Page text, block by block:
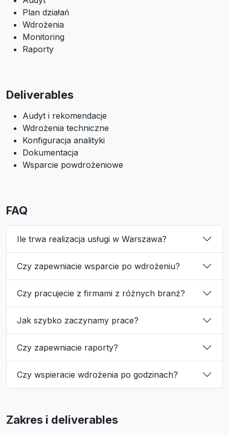
Plan działań
Wdrożenia
Monitoring
Raporty
Deliverables
Audyt i rekomendacje
Wdrożenia techniczne
Konfiguracja analityki
Dokumentacja
Wsparcie powdrożeniowe
FAQ
Ile trwa realizacja usługi w Warszawa?
Czy zapewniacie wsparcie po wdrożeniu?
Czy pracujecie z firmami z różnych branż?
Jak szybko zaczynamy prace?
Czy zapewniacie raporty?
Czy wspieracie wdrożenia po godzinach?
Zakres i deliverables